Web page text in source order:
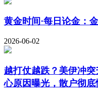
黄金时间·每日论金：
2026-06-02
越打仗越跌？美伊冲
心原因曝光，散户彻底